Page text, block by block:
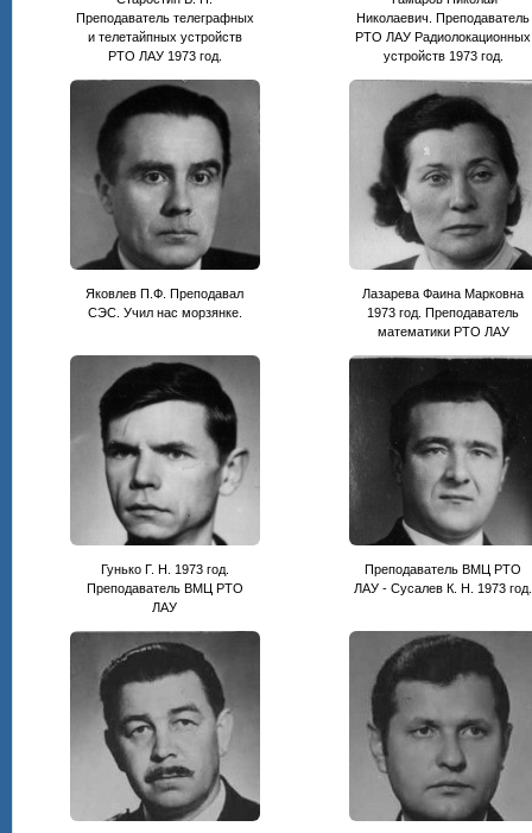
Преподаватель телеграфных
и телетайпных устройств
РТО ЛАУ 1973 год.
Николаевич. Преподаватель
РТО ЛАУ Радиолокационных
устройств 1973 год.
Яковлев П.Ф. Преподавал
СЭС. Учил нас морзянке.
Лазарева Фаина Марковна
1973 год. Преподаватель
математики РТО ЛАУ
Гунько Г. Н. 1973 год.
Преподаватель ВМЦ РТО
ЛАУ
Преподаватель ВМЦ РТО
ЛАУ - Сусалев К. Н. 1973 год.